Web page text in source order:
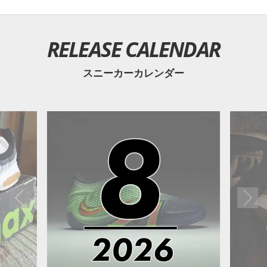
RELEASE CALENDAR
スニーカーカレンダー